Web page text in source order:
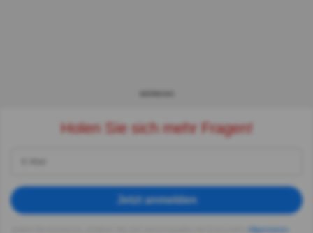
Holen Sie sich mehr Fragen!
Jetzt anmelden
Allgemeinen